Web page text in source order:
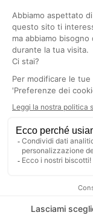
SEGUICI
NEWSLETTER